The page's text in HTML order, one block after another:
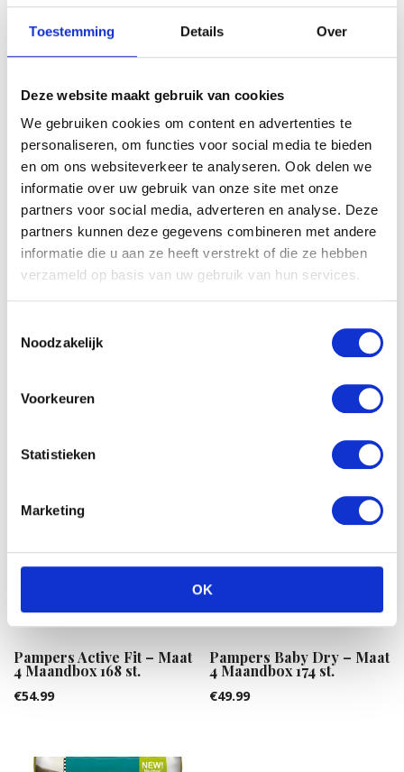
Toestemming Details Over
Deze website maakt gebruik van cookies
We gebruiken cookies om content en advertenties te
personaliseren, om functies voor social media te bieden
en om ons websiteverkeer te analyseren. Ook delen we
informatie over uw gebruik van onze site met onze
partners voor social media, adverteren en analyse. Deze
partners kunnen deze gegevens combineren met andere
informatie die u aan ze heeft verstrekt of die ze hebben
verzameld op basis van uw gebruik van hun services.
Noodzakelijk
Voorkeuren
Statistieken
Marketing
OK
kg) Maandbox 198” te beoordelen
gemarkeerd met*
Je waardering*
Naam*
E-mail*
Gerelateerde producten
Pampers Active Fit – Maat
4 Maandbox 168 st.
€54.99
Pampers Baby Dry – Maat
4 Maandbox 174 st.
€49.99